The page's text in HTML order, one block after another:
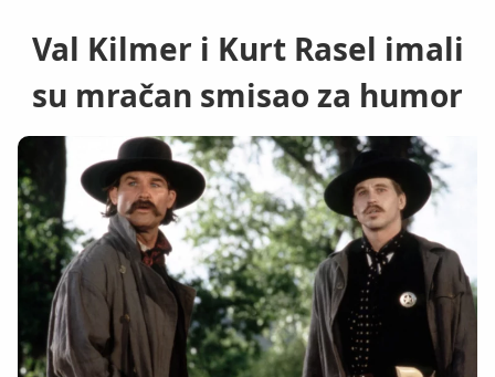
Val Kilmer i Kurt Rasel imali
su mračan smisao za humor